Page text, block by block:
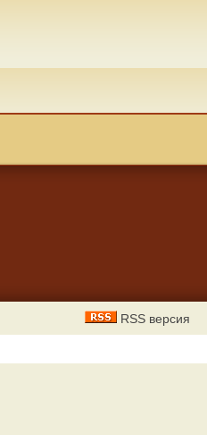
RSS версия